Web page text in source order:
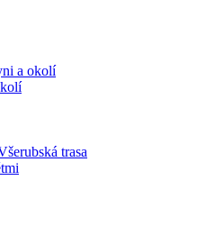
a okolí
trasa